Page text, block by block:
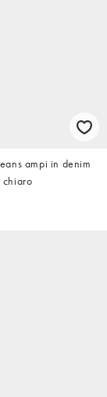
ampi in denim
chiaro